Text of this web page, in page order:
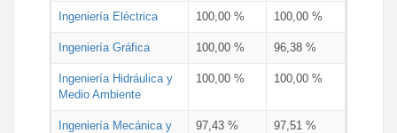
Ingeniería Eléctrica 100,00 % 100,00 %
Ingeniería Gráfica 100,00 % 96,38 %
Ingeniería Hidráulica y
Medio Ambiente
100,00 % 100,00 %
Ingeniería Mecánica y
97,43 % 97,51 %